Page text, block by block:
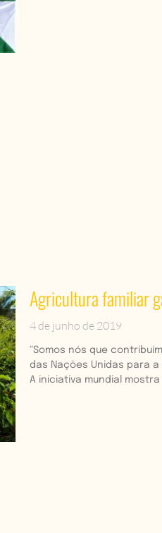
Agricultura familiar
4 de junho de 2019
“Somos nós que
das Nações Unidas para
A iniciativa mundial mostra